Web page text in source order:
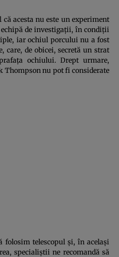
acesta nu este un experiment
echipă de investigaţii, în condiţii
iar ochiul porcului nu a fost
care, de obicei, secretă un strat
ochiului. Drept urmare,
Thompson nu pot fi considerate
folosim telescopul şi, în acelaşi
specialiştii ne recomandă să